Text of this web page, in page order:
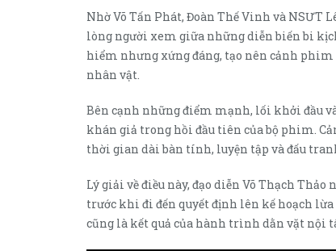
Nhờ Võ Tấn Phát, Đoàn Thế Vinh và
lòng người xem giữa những diễn biến bi
hiểm nhưng xứng đáng, tạo nên cảnh phim
nhân vật.
Bên cạnh những điểm mạnh, lối khởi đầu
khán giả trong hồi đầu tiên của bộ phim.
thời gian dài bàn tính, luyện tập và đấu
Lý giải về điều này, đạo diễn Võ Thạch
trước khi đi đến quyết định lên kế hoạch lừa
cũng là kết quả của hành trình dằn vặt nội